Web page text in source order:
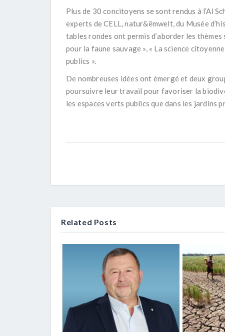
Plus de 30 concitoyens se sont rendus à l’Al
experts de CELL, natur&ëmwelt, du Musée
tables rondes ont permis d’aborder les
pour la faune sauvage », « La science
publics ».
De nombreuses idées ont émergé et deux
poursuivre leur travail pour favoriser la
les espaces verts publics que dans les jardins
Related Posts